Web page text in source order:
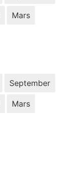
Mars
September
Mars